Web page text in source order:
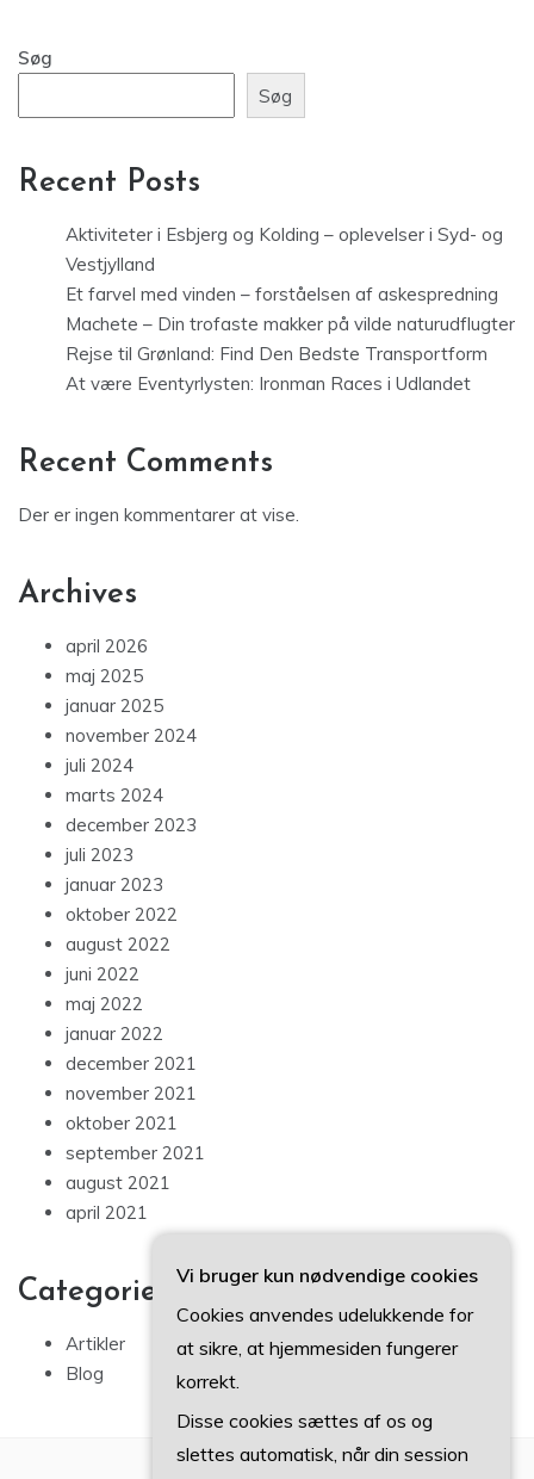
Søg
Søg
Recent Posts
Aktiviteter i Esbjerg og Kolding – oplevelser i Syd- og
Vestjylland
Et farvel med vinden – forståelsen af askespredning
Machete – Din trofaste makker på vilde naturudflugter
Rejse til Grønland: Find Den Bedste Transportform
At være Eventyrlysten: Ironman Races i Udlandet
Recent Comments
Der er ingen kommentarer at vise.
Archives
april 2026
maj 2025
januar 2025
november 2024
juli 2024
marts 2024
december 2023
juli 2023
januar 2023
oktober 2022
august 2022
juni 2022
maj 2022
januar 2022
december 2021
november 2021
oktober 2021
september 2021
august 2021
april 2021
Categories
Artikler
Blog
Vi bruger kun nødvendige cookies
Cookies anvendes udelukkende for
at sikre, at hjemmesiden fungerer
korrekt.
Disse cookies sættes af os og
slettes automatisk, når din session